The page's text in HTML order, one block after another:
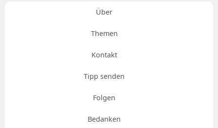
Über
Themen
Kontakt
Tipp senden
Folgen
Bedanken